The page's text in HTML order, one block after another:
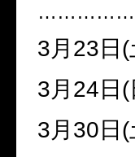
3月 23 日 (
3月 24 日 (
3月 30 日 (